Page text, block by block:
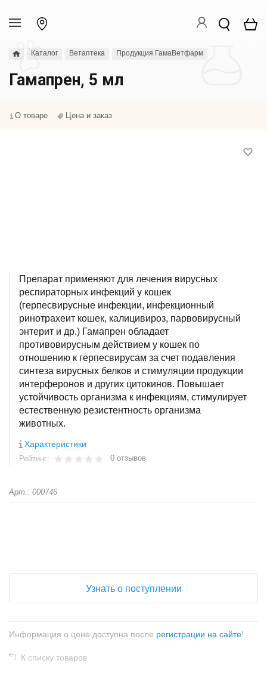
Каталог Ветаптека Продукция ГамаВетфарм
Гамапрен, 5 мл
О товаре Цена и заказ
Препарат применяют для лечения вирусных
респираторных инфекций у кошек
(герпесвирусные инфекции, инфекционный
ринотрахеит кошек, калицивироз, парвовирусный
энтерит и др.) Гамапрен обладает
противовирусным действием у кошек по
отношению к герпесвирусам за счет подавления
синтеза вирусных белков и стимуляции продукции
интерферонов и других цитокинов. Повышает
устойчивость организма к инфекциям, стимулирует
естественную резистентность организма
животных.
Характеристики
Рейтинг: 0 отзывов
Арт.: 000746
Узнать о поступлении
Информация о цене доступна после регистрации на сайте!
К списку товаров